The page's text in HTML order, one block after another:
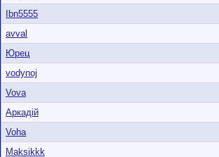
Ibn5555
avval
Юрец
vodynoj
Vova
Аркадій
Voha
Maksikkk